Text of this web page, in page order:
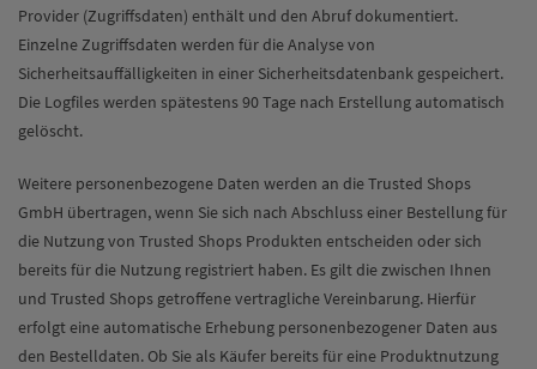
Provider (Zugriffsdaten) enthält und den Abruf dokumentiert.
Einzelne Zugriffsdaten werden für die Analyse von
Sicherheitsauffälligkeiten in einer Sicherheitsdatenbank gespeichert.
Die Logfiles werden spätestens 90 Tage nach Erstellung automatisch
gelöscht.
Weitere personenbezogene Daten werden an die Trusted Shops
GmbH übertragen, wenn Sie sich nach Abschluss einer Bestellung für
die Nutzung von Trusted Shops Produkten entscheiden oder sich
bereits für die Nutzung registriert haben. Es gilt die zwischen Ihnen
und Trusted Shops getroffene vertragliche Vereinbarung. Hierfür
erfolgt eine automatische Erhebung personenbezogener Daten aus
den Bestelldaten. Ob Sie als Käufer bereits für eine Produktnutzung